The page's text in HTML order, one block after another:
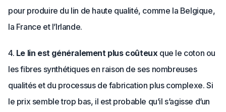
pour produire du lin de haute qualité, comme la Belgique,
la France et l’Irlande.
4. Le lin est généralement plus coûteuxque le coton ou
les fibres synthétiques en raison de ses nombreuses
qualités et du processus de fabrication plus complexe. Si
le prix semble trop bas, il est probable qu’il s’agisse d’un